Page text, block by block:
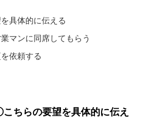
具体的に伝える
マンに同席してもらう
依頼する
ちらの要望を具体的に伝え